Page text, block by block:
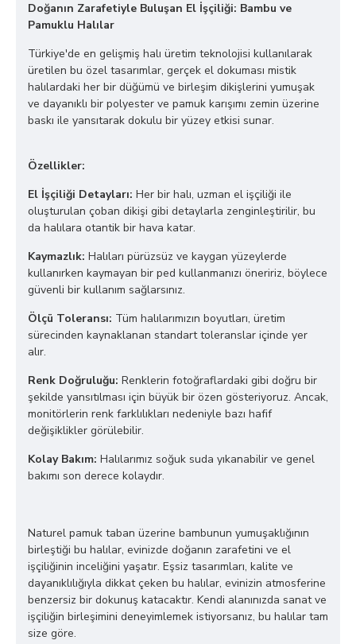
Doğanın Zarafetiyle Buluşan El İşçiliği: Bambu ve
Pamuklu Halılar
Türkiye'de en gelişmiş halı üretim teknolojisi kullanılarak
üretilen bu özel tasarımlar, gerçek el dokuması mistik
halılardaki her bir düğümü ve birleşim dikişlerini yumuşak
ve dayanıklı bir polyester ve pamuk karışımı zemin üzerine
baskı ile yansıtarak dokulu bir yüzey etkisi sunar.
Özellikler:
El İşçiliği Detayları: Her bir halı, uzman el işçiliği ile
oluşturulan çoban dikişi gibi detaylarla zenginleştirilir, bu
da halılara otantik bir hava katar.
Kaymazlık: Halıları pürüzsüz ve kaygan yüzeylerde
kullanırken kaymayan bir ped kullanmanızı öneririz, böylece
güvenli bir kullanım sağlarsınız.
Ölçü Toleransı: Tüm halılarımızın boyutları, üretim
sürecinden kaynaklanan standart toleranslar içinde yer
alır.
Renk Doğruluğu: Renklerin fotoğraflardaki gibi doğru bir
şekilde yansıtılması için büyük bir özen gösteriyoruz. Ancak,
monitörlerin renk farklılıkları nedeniyle bazı hafif
değişiklikler görülebilir.
Kolay Bakım: Halılarımız soğuk suda yıkanabilir ve genel
bakımı son derece kolaydır.
Naturel pamuk taban üzerine bambunun yumuşaklığının
birleştiği bu halılar, evinizde doğanın zarafetini ve el
işçiliğinin inceliğini yaşatır. Eşsiz tasarımları, kalite ve
dayanıklılığıyla dikkat çeken bu halılar, evinizin atmosferine
benzersiz bir dokunuş katacaktır. Kendi alanınızda sanat ve
işçiliğin birleşimini deneyimlemek istiyorsanız, bu halılar tam
size göre.